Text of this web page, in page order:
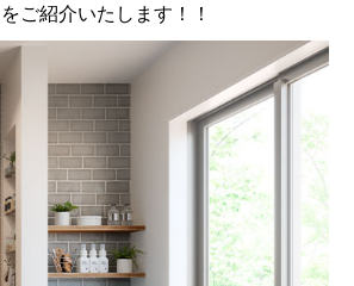
ご紹介いたします！！